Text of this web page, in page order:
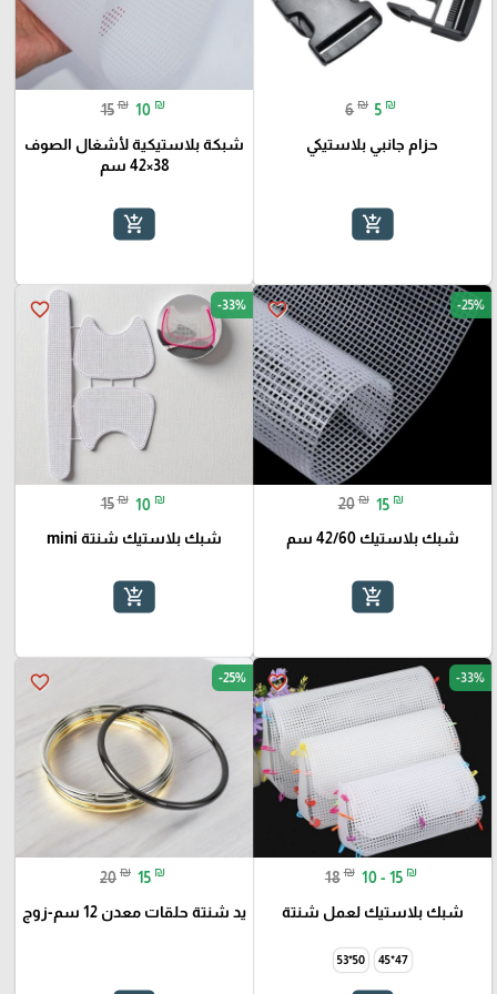
6 ₪ 5 ₪
حزام جانبي بلاستيكي
add_shopping_cart
15 ₪ 10 ₪
شبكة بلاستيكية لأشغال الصوف
38×42 سم
add_shopping_cart
favorite_border -25%
20 ₪ 15 ₪
شبك بلاستيك 42/60 سم
add_shopping_cart
favorite_border -33%
15 ₪ 10 ₪
شبك بلاستيك شنتة mini
add_shopping_cart
favorite_border -33%
18 ₪ 10 - 15 ₪
شبك بلاستيك لعمل شنتة
47*45
50*53
favorite_border -25%
20 ₪ 15 ₪
يد شنتة حلقات معدن 12 سم-زوج